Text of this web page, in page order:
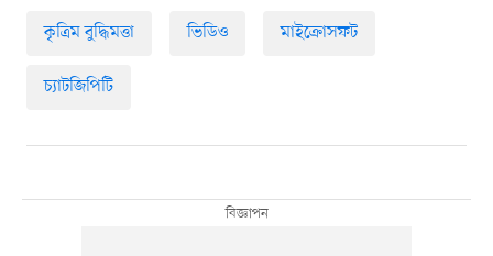
কৃত্রিম বুদ্ধিমত্তা ভিডিও মাইক্রোসফট
চ্যাটজিপিটি